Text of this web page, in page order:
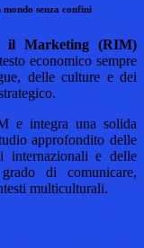
senza confini
il Marketing (RIM)
economico sempre
delle culture e dei
e integra una solida
approfondito delle
internazionali e delle
di comunicare,
multiculturali.